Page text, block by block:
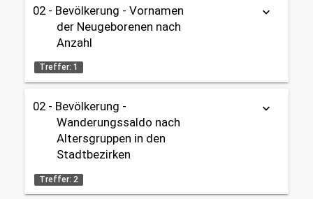
2020 - 2099
Geburten / Sterbefälle
02 - Bevölkerung
Gebietseinteilung:
Gesamtstadt
Zeitbezug:
2000 - 2025
Tabelle OpenData
Datenherkunft:
share
Themen:
Geburten / Sterbefälle
02 - Bevölkerung
Gebietseinteilung:
Gesamtstadt
02 - Bevölkerung - Vornamen
der Neugeborenen nach
Anzahl
Treffer: 1
keyboard_arrow_down
Tabelle
Datenherkunft: Standesamt
Themen:
02 - Bevölkerung -
Wanderungssaldo nach
Altersgruppen in den
Stadtbezirken
Treffer: 2
keyboard_arrow_down